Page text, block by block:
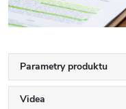
Parametry produktu
Videa